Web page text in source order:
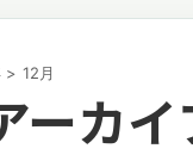
> 12月
ーカ